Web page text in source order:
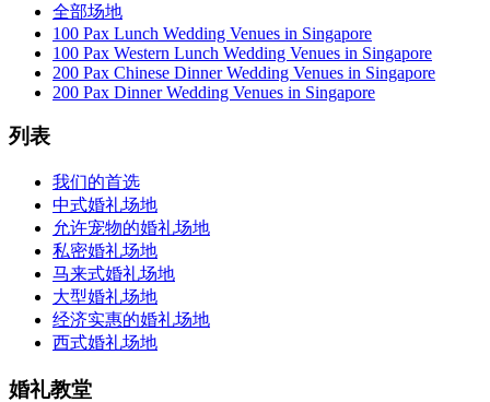
全部场地
100 Pax Lunch Wedding Venues in Singapore
100 Pax Western Lunch Wedding Venues in Singapore
200 Pax Chinese Dinner Wedding Venues in Singapore
200 Pax Dinner Wedding Venues in Singapore
列表
我们的首选
中式婚礼场地
允许宠物的婚礼场地
私密婚礼场地
马来式婚礼场地
大型婚礼场地
经济实惠的婚礼场地
西式婚礼场地
婚礼教堂